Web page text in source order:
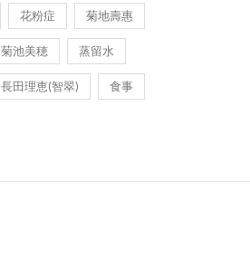
花粉症 菊地壽惠
菊池美穂 蒸留水
長田理恵(智翠) 食事